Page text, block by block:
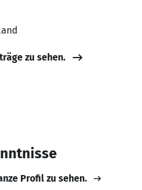
zu sehen.
Profil zu sehen.